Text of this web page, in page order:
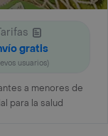
gratis
usuarios)
a menores de
para la salud